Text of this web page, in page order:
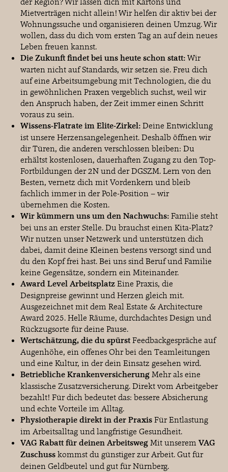
Mietverträgen nicht allein! Wir helfen dir aktiv bei der
Wohnungssuche und organisieren deinen Umzug. Wir
wollen, dass du dich vom ersten Tag an auf dein neues
Leben freuen kannst.
Die Zukunft findet bei uns heute schon statt: Wir
warten nicht auf Standards, wir setzen sie. Freu dich
auf eine Arbeitsumgebung mit Technologien, die du
in gewöhnlichen Praxen vergeblich suchst, weil wir
den Anspruch haben, der Zeit immer einen Schritt
voraus zu sein.
Wissens-Flatrate im Elite-Zirkel: Deine Entwicklung
ist unsere Herzensangelegenheit. Deshalb öffnen wir
dir Türen, die anderen verschlossen bleiben: Du
erhältst kostenlosen, dauerhaften Zugang zu den Top-
Fortbildungen der 2N und der DGSZM. Lern von den
Besten, vernetz dich mit Vordenkern und bleib
fachlich immer in der Pole-Position – wir
übernehmen die Kosten.
Wir kümmern uns um den Nachwuchs: Familie steht
bei uns an erster Stelle. Du brauchst einen Kita-Platz?
Wir nutzen unser Netzwerk und unterstützen dich
dabei, damit deine Kleinen bestens versorgt sind und
du den Kopf frei hast. Bei uns sind Beruf und Familie
keine Gegensätze, sondern ein Miteinander.
Award Level Arbeitsplatz Eine Praxis, die
Designpreise gewinnt und Herzen gleich mit.
Ausgezeichnet mit dem Real Estate & Architecture
Award 2025. Helle Räume, durchdachtes Design und
Rückzugsorte für deine Pause.
Wertschätzung, die du spürst Feedbackgespräche auf
Augenhöhe, ein offenes Ohr bei den Teamleitungen
und eine Kultur, in der dein Einsatz gesehen wird.
Betriebliche Krankenversicherung Mehr als eine
klassische Zusatzversicherung. Direkt vom Arbeitgeber
bezahlt! Für dich bedeutet das: bessere Absicherung
und echte Vorteile im Alltag.
Physiotherapie direkt in der Praxis Für Entlastung
im Arbeitsalltag und langfristige Gesundheit.
VAG Rabatt für deinen Arbeitsweg Mit unserem VAG
Zuschuss kommst du günstiger zur Arbeit. Gut für
deinen Geldbeutel und gut für Nürnberg.